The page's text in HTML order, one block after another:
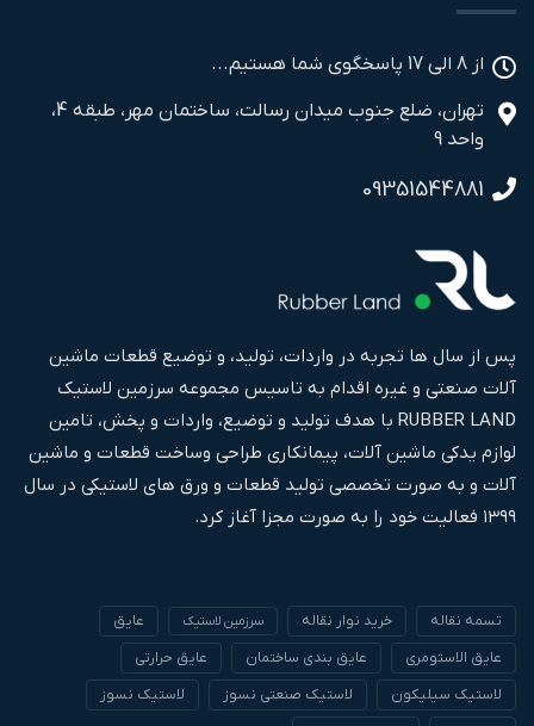
از 8 الی 17 پاسخگوی شما هستیم...
تهران، ضلع جنوب میدان رسالت، ساختمان مهر، طبقه 4،
واحد 9
09351544881
پس از سال ها تجربه در واردات، تولید، و توضیع قطعات ماشین
آلات صنعتی و غیره اقدام به تاسیس مجموعه سرزمین لاستیک
RUBBER LAND با هدف تولید و توضیع، واردات و پخش، تامین
لوازم یدکی ماشین آلات، پیمانکاری طراحی وساخت قطعات و ماشین
آلات و به صورت تخصصی تولید قطعات و ورق های لاستیکی در سال
۱۳۹۹ فعالیت خود را به صورت مجزا آغاز کرد.
تسمه نقاله خرید نوار نقاله سرزمین لاستیک
عایق
عایق الاستومری
عایق بندی ساختمان
عایق حرارتی
لاستیک سیلیکون
لاستیک صنعتی نسوز
لاستیک نسوز